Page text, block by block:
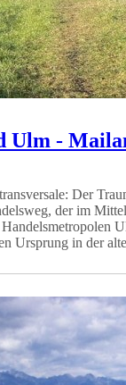
Ulm -
Der
der im
Ursprung in der